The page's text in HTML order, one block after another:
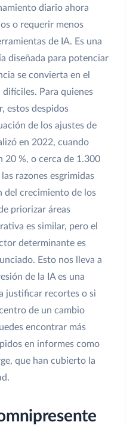
diario ahora
o requerir menos
de IA. Es una
diseñada para potenciar
se convierta en el
Para quienes
estos despidos
de los ajustes de
en 2022, cuando
20 %, o cerca de 1.300
razones esgrimidas
del crecimiento de los
priorizar áreas
es similar, pero el
determinante es
Esto nos lleva a
de la IA es una
justificar recortes o si
de un cambio
encontrar más
en informes como
que han cubierto la